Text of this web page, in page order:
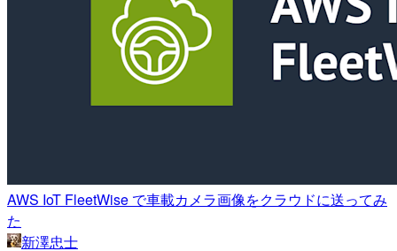
AWS IoT FleetWise で車載カメラ画像をクラウドに送ってみ
た
新澤忠士